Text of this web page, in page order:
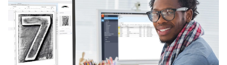
linkedInfacebook
twitteryoutube
Workflowoplossingen
Duurzaamheid